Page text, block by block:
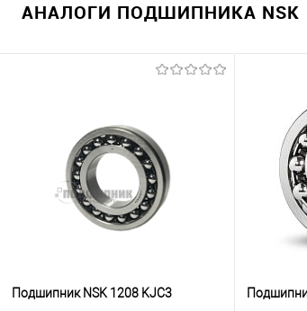
АНАЛОГИ ПОДШИПНИКА NSK
Подшипник NSK 1208 KJС3